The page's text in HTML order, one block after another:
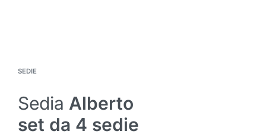
SEDIE
Sedia Alberto
set da 4 sedie